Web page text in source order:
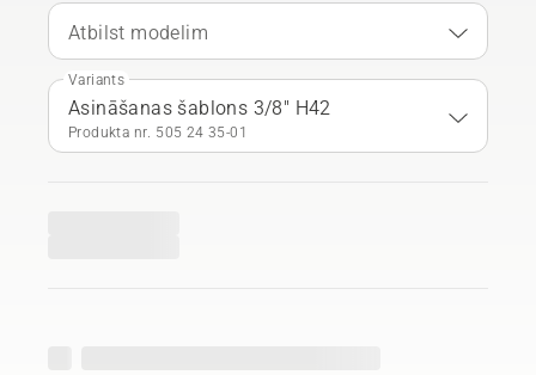
Atbilst modelim
Variants
Asināšanas šablons 3/8" H42
Produkta nr. 505 24 35‑01